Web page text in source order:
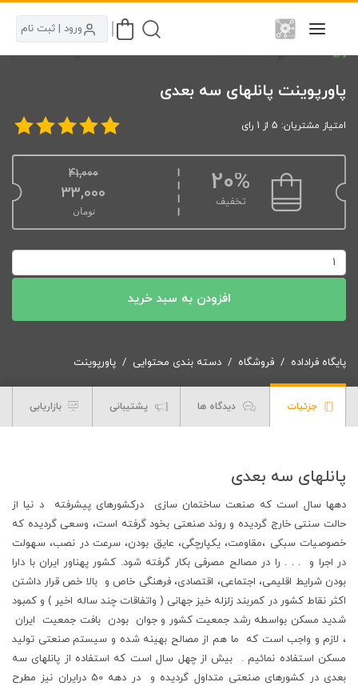
ورود | ثبت نام
پاورپوینت پانلهای سه بعدی
امتیاز مشتریان: 5 از 1 رای
20%
تخفیف
41,000
قیمت اصلی: 41,000تومان بود.
33,000
تومان
قیمت فعلی: 33,000تومان.
پاورپوینت
پانلهای
بعدی
افزودن به سبد خرید
پایگاه فراداده فروشگاه دسته بندی محتوایی پاورپوینت
جزئیات دیدگاه ها پشتیبانی بازاریابی
پانلهای سه بعدی
دهها سال است که صنعت ساختمان سازی درکشورهای پیشرفته د نیا از
حالت سنتی خارج گردیده و روند صنعتی بخود گرفته است، وسعی گردیده که
خصوصیات سبکی ،مقاومت، یکپارچگی، عایق بودن، سرعت در نصب، سهولت
در اجرا و . . . را در مصالح مصرفی بکار گرفته شود. کشور پهناور ایران با دارا
بودن شرایط اقلیمی، اجتماعی، اقتصادی، فرهنگی خاص و بالا خص قرار داشتن
اکثر نقاط کشور در کمربند زلزله خیز جهانی ( واتفاقات چند ساله اخیر ) و کمبود
شدید مسکن بواسطه رشد جمعیت کشور و جوان بودن بافت جمعیت ایران
، لازم و واجب است که ما هم از مصالح بهینه شده و سیستم صنعتی تولید
مسکن استفاده نمائیم . بیش از چهل سال است که استفاده از پانلهای سه
بعدی در کشورهای صنعتی متداول گردیده و در دهه 50 درایران نیز مطرح